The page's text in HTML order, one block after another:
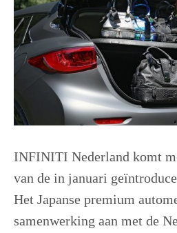
INFINITI Nederland komt
van de in januari
Het Japanse premium
samenwerking aan met de